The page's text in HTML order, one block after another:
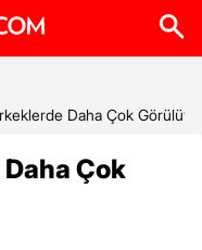
Daha Çok
Çok